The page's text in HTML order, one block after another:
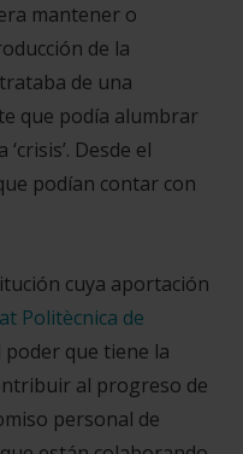
mantener o
de la
de una
que podía alumbrar
Desde el
podían contar con
cuya aportación
Politècnica de
que tiene la
al progreso de
personal de